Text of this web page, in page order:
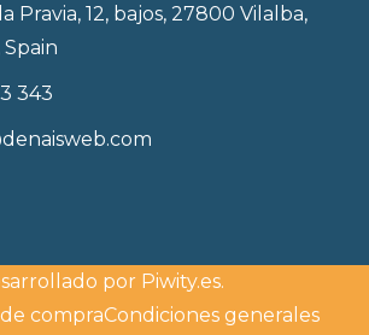
Pravia, 12, bajos, 27800 Vilalba,
343
por Piwity.es.
compraCondiciones generales